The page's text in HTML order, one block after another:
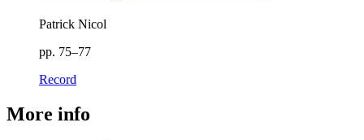
Patrick Nicol
pp. 75–77
Record
More info